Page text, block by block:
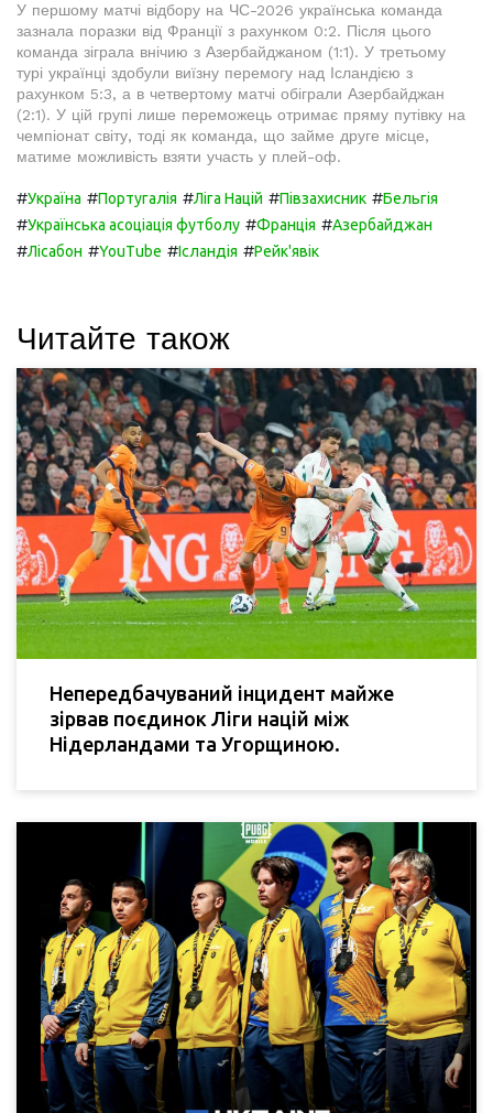
У першому матчі відбору на ЧС-2026 українська команда
зазнала поразки від Франції з рахунком 0:2. Після цього
команда зіграла внічию з Азербайджаном (1:1). У третьому
турі українці здобули виїзну перемогу над Ісландією з
рахунком 5:3, а в четвертому матчі обіграли Азербайджан
(2:1). У цій групі лише переможець отримає пряму путівку на
чемпіонат світу, тоді як команда, що займе друге місце,
матиме можливість взяти участь у плей-оф.
#Україна #Португалія #Ліга Націй #Півзахисник #Бельгія
#Українська асоціація футболу #Франція #Азербайджан
#Лісабон #YouTube #Ісландія #Рейк'явік
Читайте також
Непередбачуваний інцидент майже
зірвав поєдинок Ліги націй між
Нідерландами та Угорщиною.